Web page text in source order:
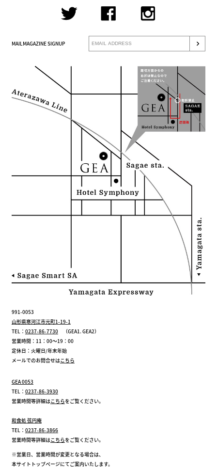
MAILMAGAZINE SIGNUP
991-0053
山形県寒河江市元町1-19-1
TEL： 0237-86-7730（GEA1. GEA2）
営業時間：11：00～19：00
定休日：火曜日/年末年始
メールでのお問合せはこちら
GEA 0053
TEL： 0237-86-3930
営業時間等詳細はこちらをご覧ください。
和食処 弦円庵
TEL： 0237-86-3866
営業時間等詳細はこちらをご覧ください。
※営業日、営業時間が変更となる場合は、
本サイトトップページにてご案内いたします。